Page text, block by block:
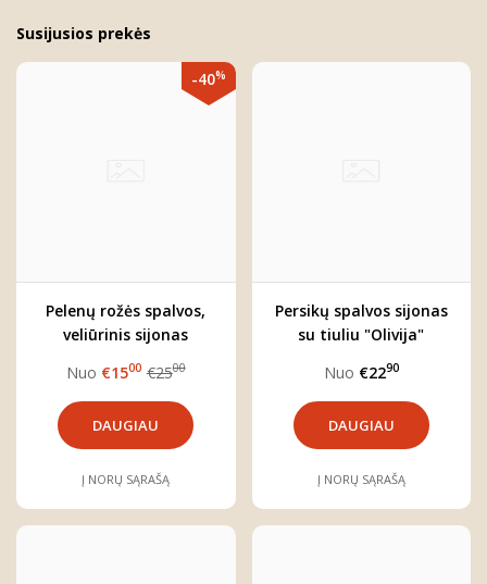
Susijusios prekės
-40%
Pelenų rožės spalvos,
veliūrinis sijonas
Nuo €1500 €2500
DAUGIAU
Į NORŲ SĄRAŠĄ
Persikų spalvos sijonas
su tiuliu "Olivija"
Nuo €2290
DAUGIAU
Į NORŲ SĄRAŠĄ